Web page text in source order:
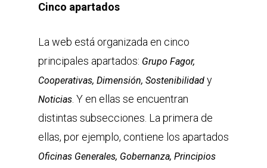
Cinco apartados
La web está organizada en cinco
principales apartados: Grupo Fagor,
Cooperativas, Dimensión, Sostenibilidad y
Noticias . Y en ellas se encuentran
distintas subsecciones. La primera de
ellas, por ejemplo, contiene los apartados
Oficinas Generales, Gobernanza, Principios